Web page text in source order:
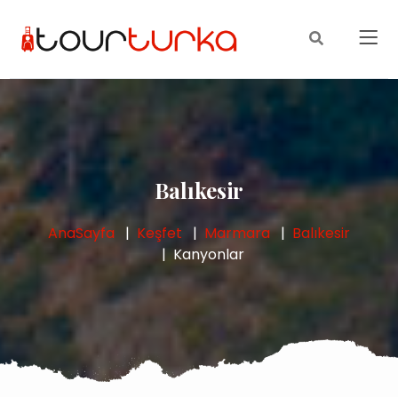
Balıkesir
AnaSayfa Keşfet Marmara
Balıkesir
Kanyonlar